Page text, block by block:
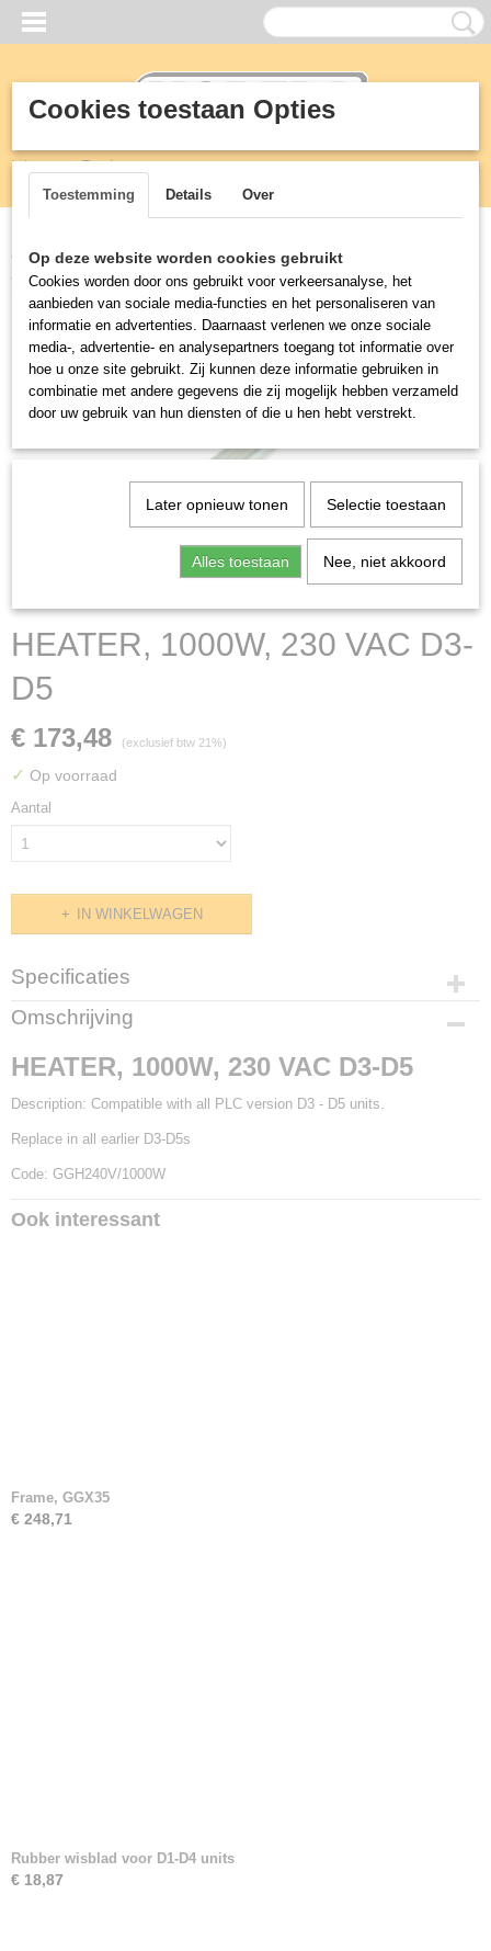
Inloggen Registreren
(0)
Home >Vetafscheiders>Greaseguardian>Parts
1000W, 230 VAC D3-D5
HEATER, 1000W, 230 VAC D3-
D5
€ 173,48 (exclusief btw 21%)
✓ Op voorraad
Aantal
IN WINKELWAGEN
Specificaties
Productcode
Omschrijving
HEATER, 1000W, 230 VAC D3-D5
Description: Compatible with all PLC version D3 - D5 units.
Replace in all earlier D3-D5s
Code: GGH240V/1000W
Ook interessant
Frame, GGX35
€ 248,71
Rubber wisblad voor D1-D4 units
€ 18,87
Cookies toestaan Opties
Toestemming Details Over
Op deze website worden cookies gebruikt
Cookies worden door ons gebruikt voor verkeersanalyse, het
aanbieden van sociale media-functies en het personaliseren van
informatie en advertenties. Daarnaast verlenen we onze sociale
media-, advertentie- en analysepartners toegang tot informatie over
hoe u onze site gebruikt. Zij kunnen deze informatie gebruiken in
combinatie met andere gegevens die zij mogelijk hebben verzameld
door uw gebruik van hun diensten of die u hen hebt verstrekt.
Later opnieuw tonen Selectie toestaan
Alles toestaan Nee, niet akkoord